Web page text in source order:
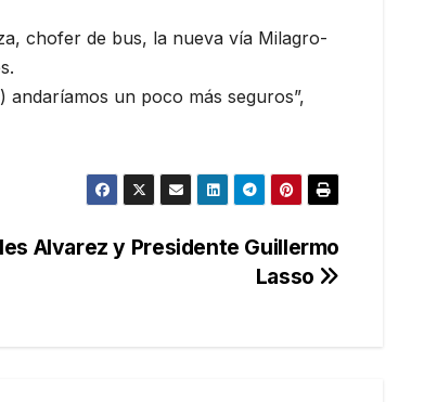
chofer de bus, la nueva vía Milagro-
un poco más seguros”,
Alvarez y Presidente Guillermo
Lasso